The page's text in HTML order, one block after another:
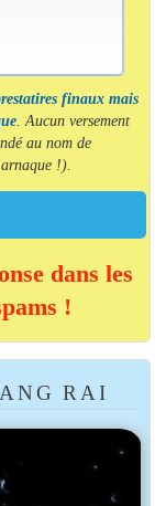
finaux mais
. Aucun versement
au nom de
!).
dans les
!
RAI